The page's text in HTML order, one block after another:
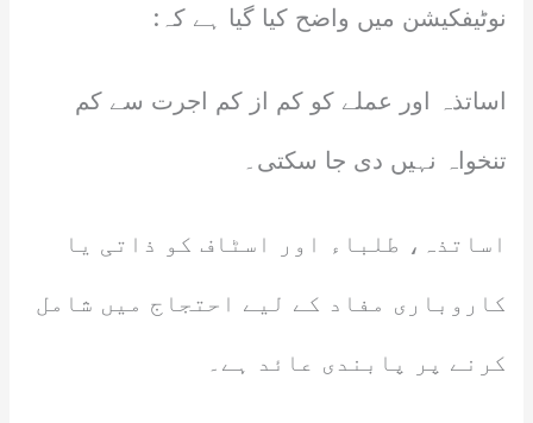
نوٹیفکیشن میں واضح کیا گیا ہے کہ:
اساتذہ اور عملے کو کم از کم اجرت سے کم
تنخواہ نہیں دی جا سکتی۔
اساتذہ، طلباء اور اسٹاف کو ذاتی یا
کاروباری مفاد کے لیے احتجاج میں شامل
کرنے پر پابندی عائد ہے۔